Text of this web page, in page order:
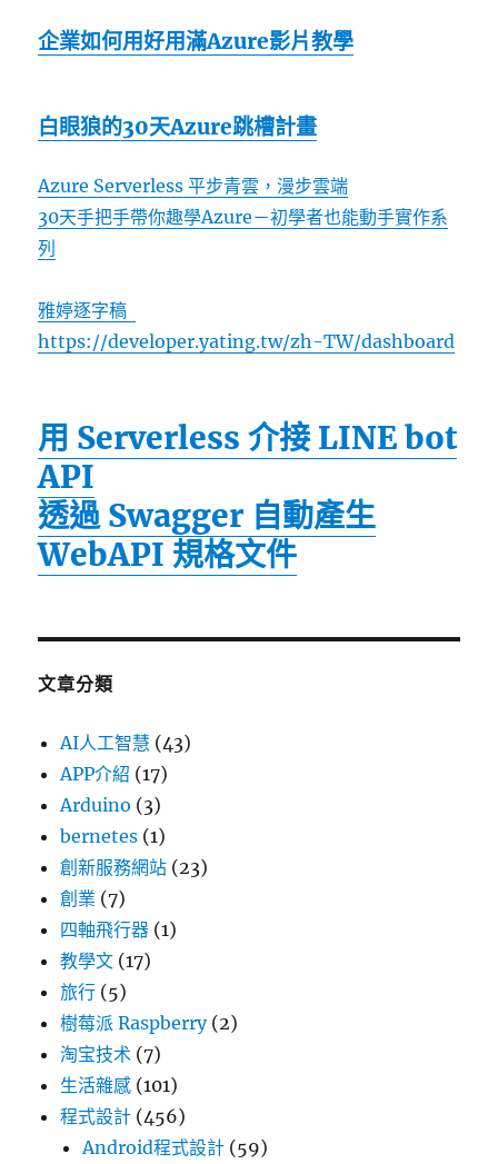
企業如何用好用滿Azure影片教學
白眼狼的30天Azure跳槽計畫
Azure Serverless 平步青雲，漫步雲端
30天手把手帶你趣學Azure－初學者也能動手實作系
列
雅婷逐字稿
https://developer.yating.tw/zh-TW/dashboard
用 Serverless 介接 LINE bot
API
透過 Swagger 自動產生
WebAPI 規格文件
文章分類
AI人工智慧 (43)
APP介紹 (17)
Arduino (3)
bernetes (1)
創新服務網站 (23)
創業 (7)
四軸飛行器 (1)
教學文 (17)
旅行 (5)
樹莓派 Raspberry(2)
淘宝技术 (7)
生活雜感 (101)
程式設計 (456)
Android程式設計 (59)